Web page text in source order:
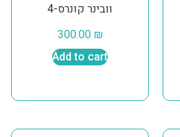
וובינר קונרס-4
300.00 ₪
Add to cart